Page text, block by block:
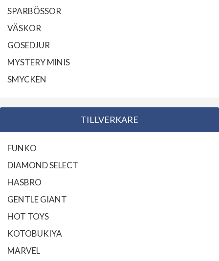
SPARBÖSSOR
VÄSKOR
GOSEDJUR
MYSTERY MINIS
SMYCKEN
TILLVERKARE
FUNKO
DIAMOND SELECT
HASBRO
GENTLE GIANT
HOT TOYS
KOTOBUKIYA
MARVEL